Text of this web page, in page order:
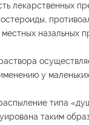
лекарственных
назальных
у
типа
таким